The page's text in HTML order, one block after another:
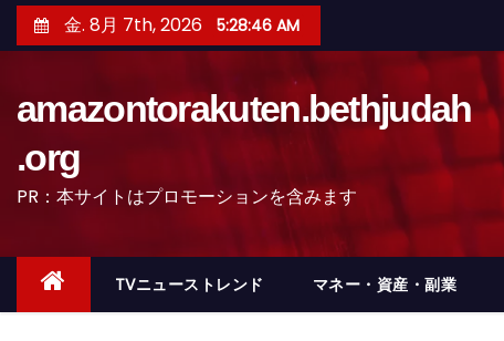
ン
ッ
金. 8月 7th, 2026 5:28:48 AM
amazontorakuten.bethjudah
.org
PR：本サイトはプロモーションを含みます
TVニューストレンド マネー・資産・副業